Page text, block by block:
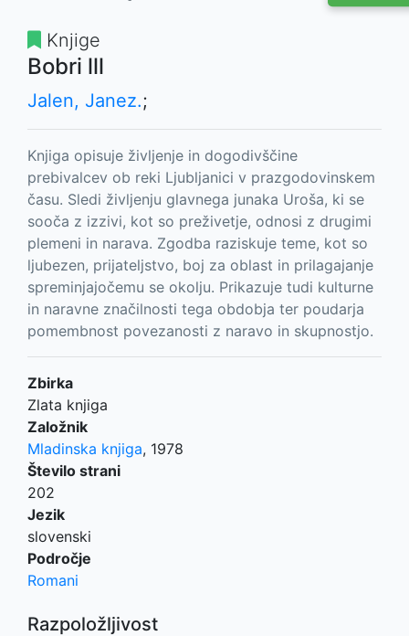
Knjige
Bobri lll
Jalen, Janez.;
Knjiga opisuje življenje in dogodivščine
prebivalcev ob reki Ljubljanici v prazgodovinskem
času. Sledi življenju glavnega junaka Uroša, ki se
sooča z izzivi, kot so preživetje, odnosi z drugimi
plemeni in narava. Zgodba raziskuje teme, kot so
ljubezen, prijateljstvo, boj za oblast in prilagajanje
spreminjajočemu se okolju. Prikazuje tudi kulturne
in naravne značilnosti tega obdobja ter poudarja
pomembnost povezanosti z naravo in skupnostjo.
Zbirka
Zlata knjiga
Založnik
Mladinska knjiga, 1978
Število strani
202
Jezik
slovenski
Področje
Romani
Razpoložljivost